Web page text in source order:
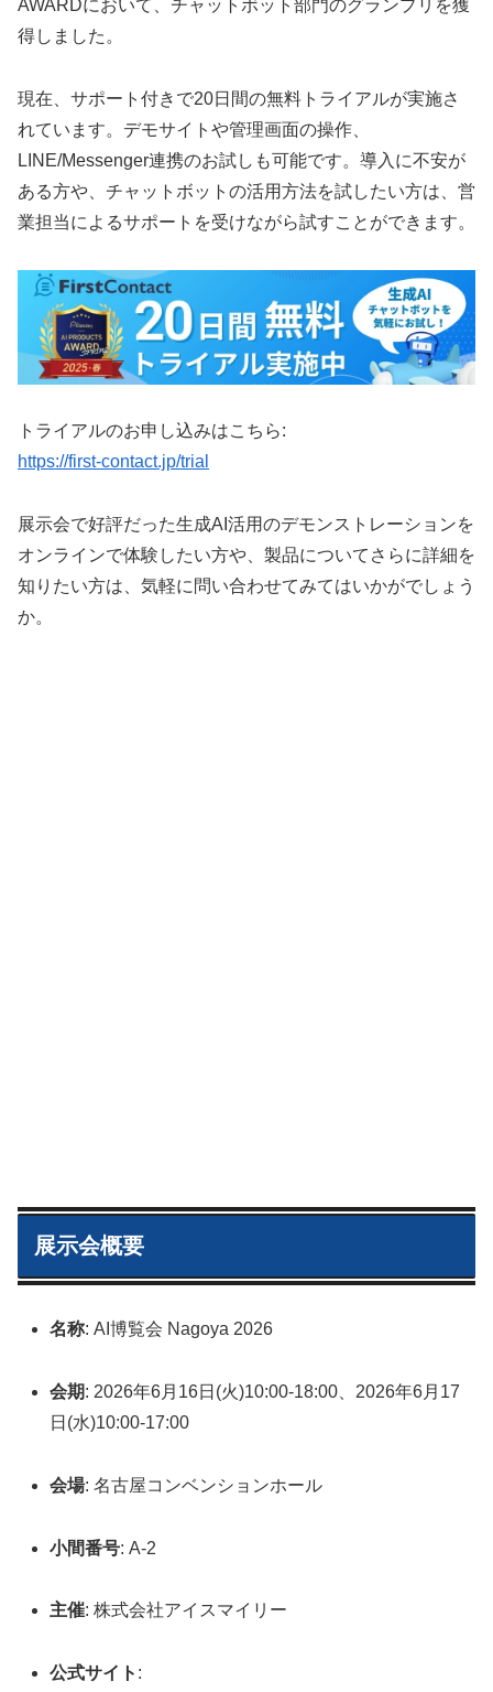
AWARDにおいて、チャットボット部門のグランプリを獲
得しました。
現在、サポート付きで20日間の無料トライアルが実施さ
れています。デモサイトや管理画面の操作、
LINE/Messenger連携のお試しも可能です。導入に不安が
ある方や、チャットボットの活用方法を試したい方は、営
業担当によるサポートを受けながら試すことができます。
トライアルのお申し込みはこちら:
https://first-contact.jp/trial
展示会で好評だった生成AI活用のデモンストレーションを
オンラインで体験したい方や、製品についてさらに詳細を
知りたい方は、気軽に問い合わせてみてはいかがでしょう
か。
展示会概要
名称: AI博覧会 Nagoya 2026
会期: 2026年6月16日(火)10:00-18:00、2026年6月17
日(水)10:00-17:00
会場: 名古屋コンベンションホール
小間番号: A-2
主催: 株式会社アイスマイリー
公式サイト :